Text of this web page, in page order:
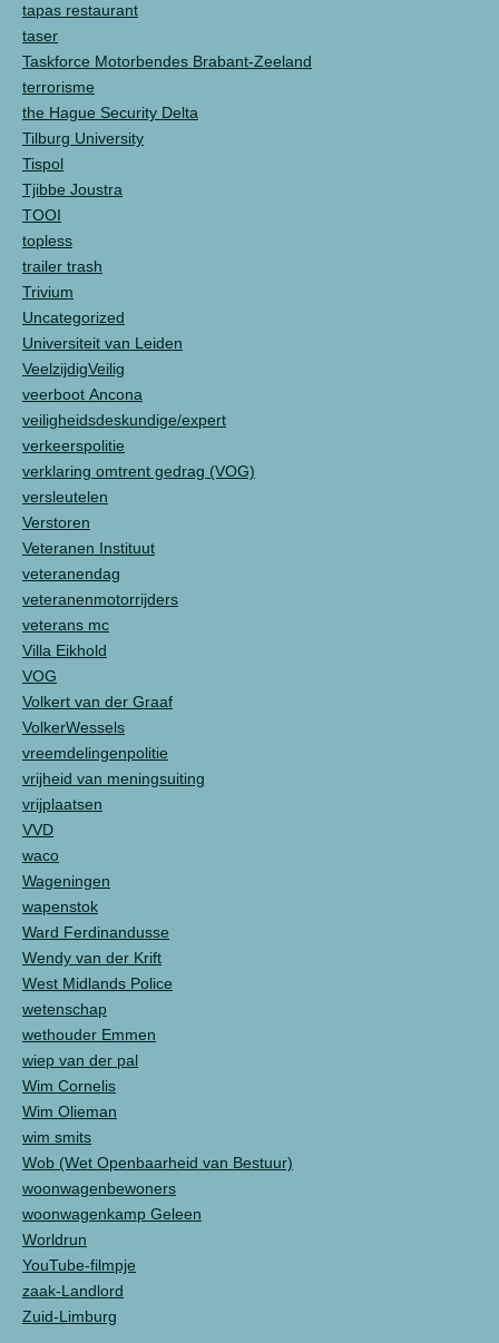
tapas restaurant
taser
Taskforce Motorbendes Brabant-Zeeland
terrorisme
the Hague Security Delta
Tilburg University
Tispol
Tjibbe Joustra
TOOI
topless
trailer trash
Trivium
Uncategorized
Universiteit van Leiden
VeelzijdigVeilig
veerboot Ancona
veiligheidsdeskundige/expert
verkeerspolitie
verklaring omtrent gedrag (VOG)
versleutelen
Verstoren
Veteranen Instituut
veteranendag
veteranenmotorrijders
veterans mc
Villa Eikhold
VOG
Volkert van der Graaf
VolkerWessels
vreemdelingenpolitie
vrijheid van meningsuiting
vrijplaatsen
VVD
waco
Wageningen
wapenstok
Ward Ferdinandusse
Wendy van der Krift
West Midlands Police
wetenschap
wethouder Emmen
wiep van der pal
Wim Cornelis
Wim Olieman
wim smits
Wob (Wet Openbaarheid van Bestuur)
woonwagenbewoners
woonwagenkamp Geleen
Worldrun
YouTube-filmpje
zaak-Landlord
Zuid-Limburg